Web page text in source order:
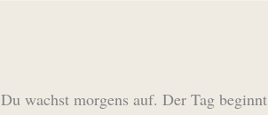
Du wachst morgens auf. Der Tag